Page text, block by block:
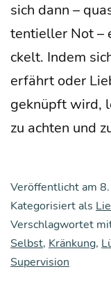
sich dann –
ten­ti­el­ler Not –
ckelt. Indem
erfährt oder
geknüpft wird,
zu ach­ten und
Veröffentlicht am
Kategorisiert als
Verschlagwortet
Selbst, Kränkung,
Supervision